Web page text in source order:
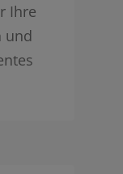
Ihre
und